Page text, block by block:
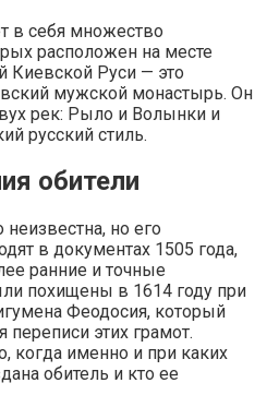
в себя множество
расположен на месте
Киевской Руси — это
мужской монастырь. Он
рек: Рыло и Волынки и
русский стиль.
обители
неизвестна, но его
в документах 1505 года,
ранние и точные
похищены в 1614 году при
Феодосия, который
этих грамот.
когда именно и при каких
обитель и кто ее